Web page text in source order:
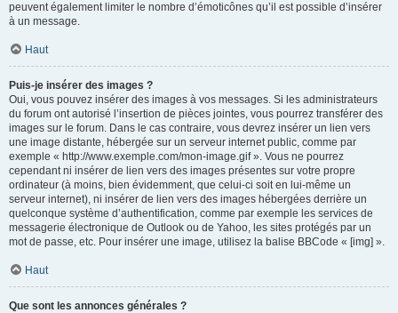
peuvent également limiter le nombre d’émoticônes qu’il est possible d’insérer
à un message.
Haut
Puis-je insérer des images ?
Oui, vous pouvez insérer des images à vos messages. Si les administrateurs
du forum ont autorisé l’insertion de pièces jointes, vous pourrez transférer des
images sur le forum. Dans le cas contraire, vous devrez insérer un lien vers
une image distante, hébergée sur un serveur internet public, comme par
exemple « http://www.exemple.com/mon-image.gif ». Vous ne pourrez
cependant ni insérer de lien vers des images présentes sur votre propre
ordinateur (à moins, bien évidemment, que celui-ci soit en lui-même un
serveur internet), ni insérer de lien vers des images hébergées derrière un
quelconque système d’authentification, comme par exemple les services de
messagerie électronique de Outlook ou de Yahoo, les sites protégés par un
mot de passe, etc. Pour insérer une image, utilisez la balise BBCode « [img] ».
Haut
Que sont les annonces générales ?